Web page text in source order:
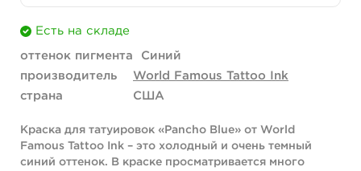
Есть на складе
оттенок пигмента
Синий
производитель
World Famous Tattoo Ink
страна
США
Краска для татуировок «Pancho Blue» от World
Famous Tattoo Ink – это холодный и очень темный
синий оттенок. В краске просматривается много